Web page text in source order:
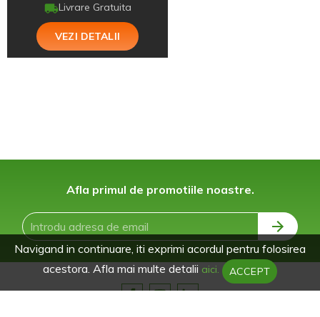
Livrare Gratuita
VEZI DETALII
Afla primul de promotiile noastre.
Navigand in continuare, iti exprimi acordul pentru folosirea
acestora. Afla mai multe detalii aici. ACCEPT